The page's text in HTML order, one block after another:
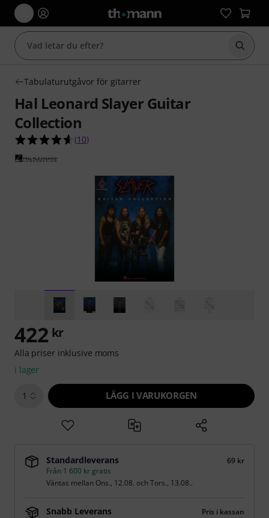
Börja
Tabulaturutgåvor för gitarrer
Hal Leonard Slayer Guitar
Collection
4.6 av 5 stjärnor från 10 kundbetyg
(10)
422 kr
Alla priser inklusive moms
i lager
1 LÄGG I VARUKORGEN
Standardleverans
69 kr
Från 1 600 kr gratis
Väntas mellan Ons., 12.08. ochTors., 13.08..
Snabb Leverans
Pris i kassan